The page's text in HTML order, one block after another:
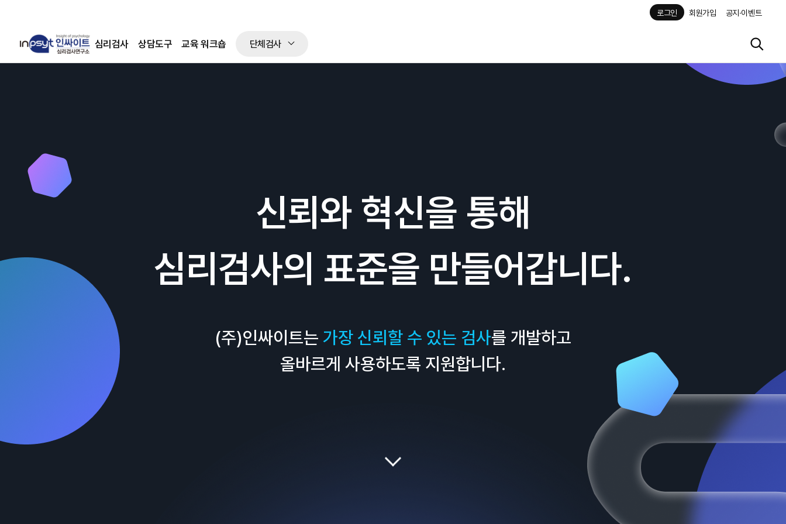
심리검사 상담도구 교육 워크숍 단체검사
로그인 회원가입 공지·이벤트
신뢰와 혁신을 통해
심리검사의 표준을 만들어갑니다.
(주)인싸이트는 가장 신뢰할 수 있는 검사를 개발하고
올바르게 사용하도록 지원합니다.